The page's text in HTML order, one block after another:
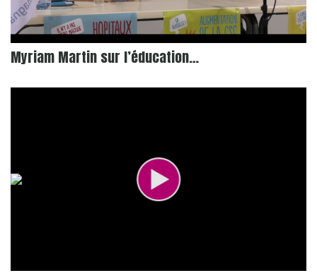
Myriam Martin sur l’éducation…